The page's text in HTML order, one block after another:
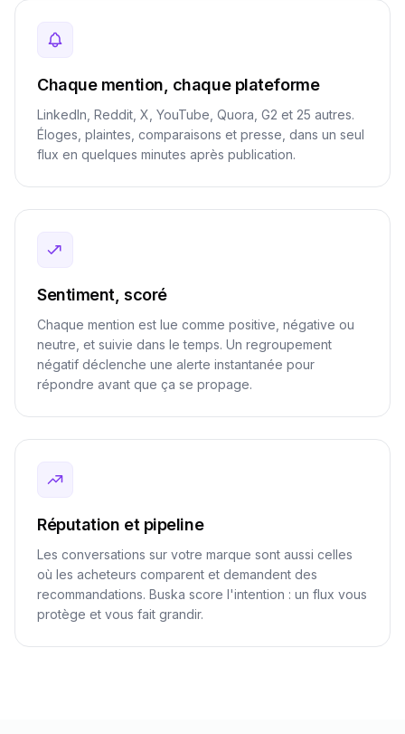
Chaque mention, chaque plateforme
LinkedIn, Reddit, X, YouTube, Quora, G2 et 25 autres.
Éloges, plaintes, comparaisons et presse, dans un seul
flux en quelques minutes après publication.
Sentiment, scoré
Chaque mention est lue comme positive, négative ou
neutre, et suivie dans le temps. Un regroupement
négatif déclenche une alerte instantanée pour
répondre avant que ça se propage.
Réputation et pipeline
Les conversations sur votre marque sont aussi celles
où les acheteurs comparent et demandent des
recommandations. Buska score l'intention : un flux vous
protège et vous fait grandir.